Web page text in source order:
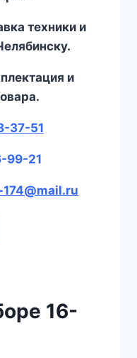
техники и
и
37-51
99-21
16-